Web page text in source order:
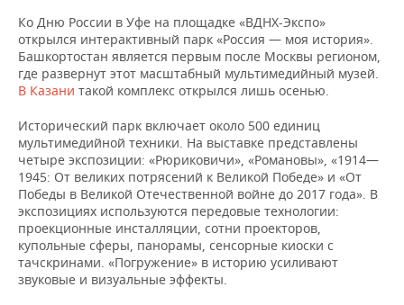
Ко Дню России в Уфе на площадке «ВДНХ-Экспо»
открылся интерактивный парк «Россия — моя история».
Башкортостан является первым после Москвы регионом,
где развернут этот масштабный мультимедийный музей.
В Казани такой комплекс открылся лишь осенью.
Исторический парк включает около 500 единиц
мультимедийной техники. На выставке представлены
четыре экспозиции: «Рюриковичи», «Романовы», «1914—
1945: От великих потрясений к Великой Победе» и «От
Победы в Великой Отечественной войне до 2017 года». В
экспозициях используются передовые технологии:
проекционные инсталляции, сотни проекторов,
купольные сферы, панорамы, сенсорные киоски с
тачскринами. «Погружение» в историю усиливают
звуковые и визуальные эффекты.